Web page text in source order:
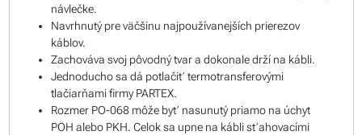
návlečke.
Navrhnutý pre väčšinu najpoužívanejších prierezov
káblov.
Zachováva svoj pôvodný tvar a dokonale drží na kábli.
Jednoducho sa dá potlačiť termotransferovými
tlačiarňami firmy PARTEX.
Rozmer PO-068 môže byť nasunutý priamo na úchyt
POH alebo PKH. Celok sa upne na kábli sťahovacími